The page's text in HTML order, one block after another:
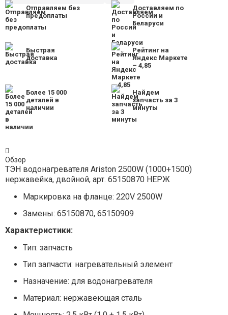
Отправляем без
предоплаты
Доставляем по
России и
Беларуси
Быстрая
доставка
Рейтинг на
Яндекс Маркете
– 4,85
Более 15 000
деталей в
наличии
Найдем
запчасть за 3
минуты
Обзор
ТЭН водонагревателя Ariston 2500W (1000+1500)
нержавейка, двойной, арт. 65150870 НЕРЖ
Маркировка на фланце: 220V 2500W
Замены: 65150870, 65150909
Характеристики:
Тип: запчасть
Тип запчасти: нагревательный элемент
Назначение: для водонагревателя
Материал: нержавеющая сталь